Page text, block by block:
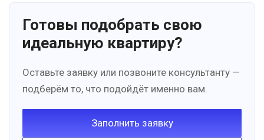
Готовы подобрать свою
идеальную квартиру?
Оставьте заявку или позвоните консультанту —
подберём то, что подойдёт именно вам.
Заполнить заявку